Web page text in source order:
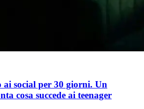
ai social per 30 giorni. Un
cosa succede ai teenager